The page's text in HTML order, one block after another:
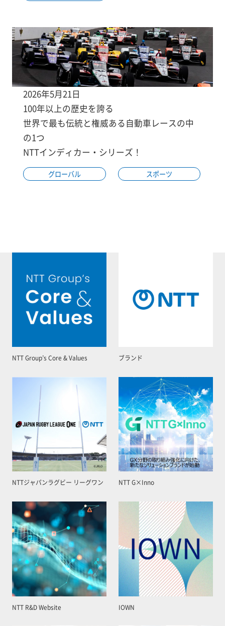
2026年5月21日
100年以上の歴史を誇る
世界で最も伝統と権威ある自動車レースの中
の1つ
NTTインディカー・シリーズ！
グローバル スポーツ
NTT Group’s Core & Values ブランド
NTTジャパンラグビー リーグワン NTT G×Inno
NTT R&D Website IOWN